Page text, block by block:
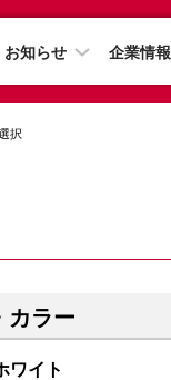
お知らせ 企業情報
択
カラー
ワイト